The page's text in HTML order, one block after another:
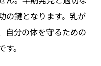
の鍵となります。乳が
自分の体を守るための
。